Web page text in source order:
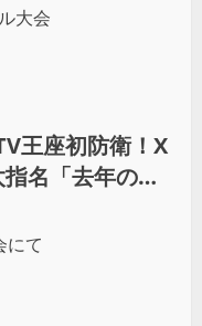
大会
王座初防衛！X
名「去年の借
にて